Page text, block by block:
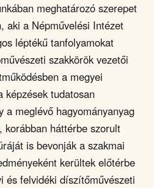
meghatározó szerepet
aki a Népművelési Intézet
léptékű tanfolyamokat
szakkörök vezetői
a megyei
képzések tudatosan
a meglévő hagyományanyag
háttérbe szorult
is bevonják a szakmai
kerültek előtérbe
és felvidéki díszítőművészeti